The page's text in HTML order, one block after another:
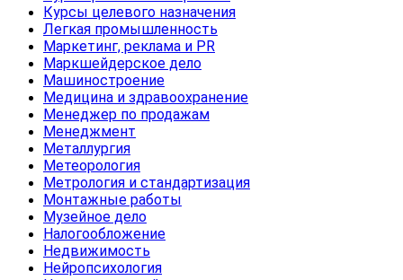
Курсы целевого назначения
Легкая промышленность
Маркетинг, реклама и PR
Маркшейдерское дело
Машиностроение
Медицина и здравоохранение
Менеджер по продажам
Менеджмент
Металлургия
Метеорология
Метрология и стандартизация
Монтажные работы
Музейное дело
Налогообложение
Недвижимость
Нейропсихология